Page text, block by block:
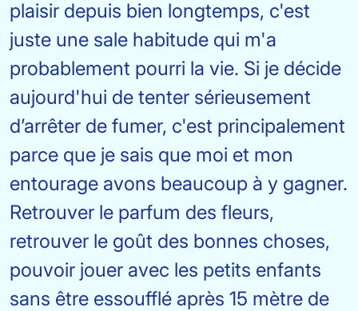
plaisir depuis bien longtemps, c'est
juste une sale habitude qui m'a
probablement pourri la vie. Si je décide
aujourd'hui de tenter sérieusement
d’arrêter de fumer, c'est principalement
parce que je sais que moi et mon
entourage avons beaucoup à y gagner.
Retrouver le parfum des fleurs,
retrouver le goût des bonnes choses,
pouvoir jouer avec les petits enfants
sans être essoufflé après 15 mètre de